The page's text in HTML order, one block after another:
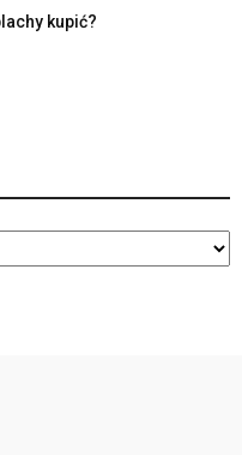
kupić?